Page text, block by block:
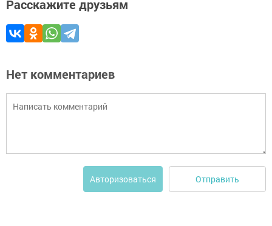
Расскажите друзьям
Нет комментариев
Авторизоваться Отправить